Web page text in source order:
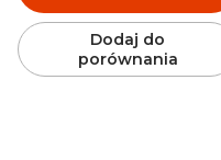
Dodaj do
porównania